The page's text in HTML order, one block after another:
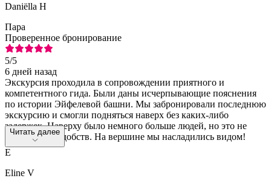
Daniëlla H
Пара
Проверенное бронирование
5/5
6 дней назад
Экскурсия проходила в сопровождении приятного и
компетентного гида. Были даны исчерпывающие пояснения
по истории Эйфелевой башни. Мы забронировали последнюю
экскурсию и смогли подняться наверх без каких-либо
задержек. Наверху было немного больше людей, но это не
вызывало неудобств. На вершине мы насладились видом!
Читать далее
E
Eline V